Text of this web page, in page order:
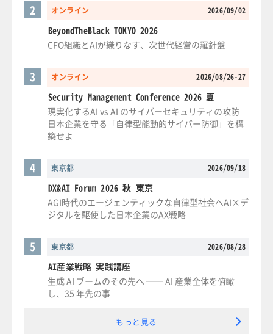
オンライン 2026/09/02
2
BeyondTheBlack TOKYO 2026
CFO組織とAIが織りなす、次世代経営の羅針盤
オンライン 2026/08/26-27
3
Security Management Conference 2026 夏
現実化するAI vs AI のサイバーセキュリティの攻防
日本企業を守る「自律型能動的サイバー防御」を構
築せよ
東京都 2026/09/18
4
DX&AI Forum 2026 秋 東京
AGI時代のエージェンティックな自律型社会へAI×デ
ジタルを駆使した日本企業のAX戦略
東京都 2026/08/28
5
AI産業戦略 実践講座
生成 AI ブームのその先へ ── AI 産業全体を俯瞰
し、35 年先の事
もっと見る